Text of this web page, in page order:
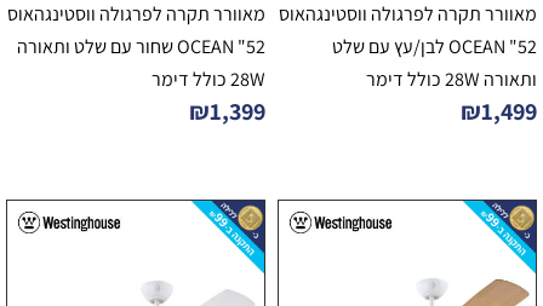
מאוורר תקרה לפרגולה ווסטינגהאוס
52" OCEAN לבן/עץ עם שלט
ותאורה 28W כולל דימר
₪1,499
מאוורר תקרה לפרגולה ווסטינגהאוס
52" OCEAN שחור עם שלט ותאורה
28W כולל דימר
₪1,399